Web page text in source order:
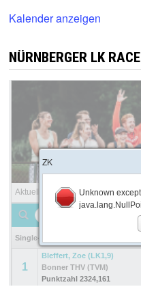
Kalender anzeigen
NÜRNBERGER LK RACE